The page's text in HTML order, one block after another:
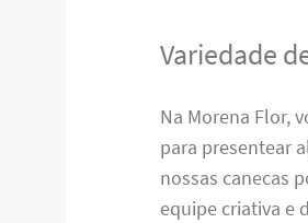
Variedade
Na Morena Flor,
para presentear
nossas canecas
equipe criativa e